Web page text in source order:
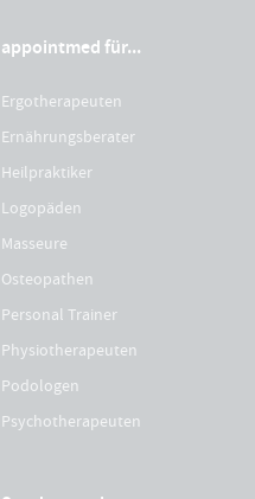
appointmed für...
Ergotherapeuten
Ernährungsberater
Heilpraktiker
Logopäden
Masseure
Osteopathen
Personal Trainer
Physiotherapeuten
Podologen
Psychotherapeuten